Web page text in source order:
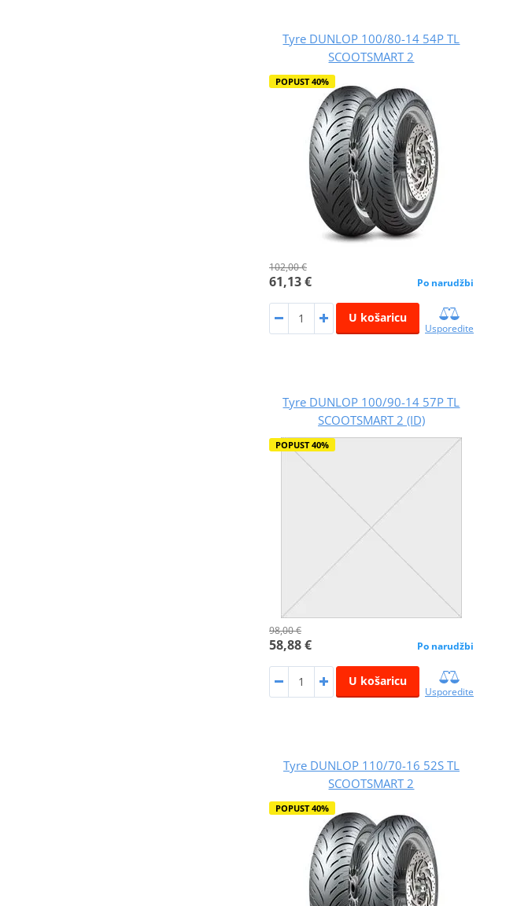
Tyre DUNLOP 100/80-14 54P TL
SCOOTSMART 2
POPUST 40%
102,00 €
61,13 € Po narudžbi
U košaricu
Usporedite
Tyre DUNLOP 100/90-14 57P TL
SCOOTSMART 2 (ID)
POPUST 40%
98,00 €
58,88 € Po narudžbi
U košaricu
Usporedite
Tyre DUNLOP 110/70-16 52S TL
SCOOTSMART 2
POPUST 40%